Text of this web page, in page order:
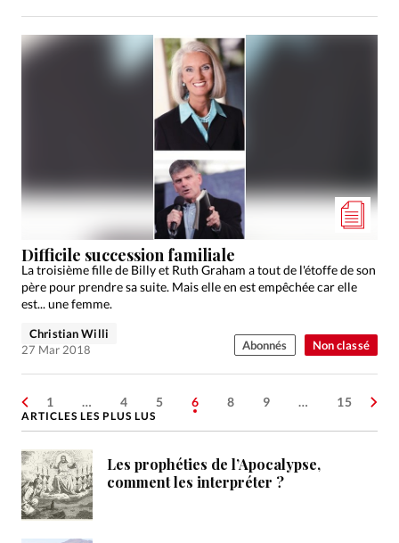
Non classé
Difficile succession familiale
La troisième fille de Billy et Ruth Graham a tout de l'étoffe de son
père pour prendre sa suite. Mais elle en est empêchée car elle
est... une femme.
Christian Willi
27 Mar 2018
Abonnés
1 … 4 5 6 8 9 … 15
ARTICLES LES PLUS LUS
Les prophéties de l’Apocalypse,
comment les interpréter ?